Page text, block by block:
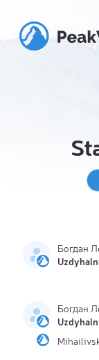
Богдан
Богдан